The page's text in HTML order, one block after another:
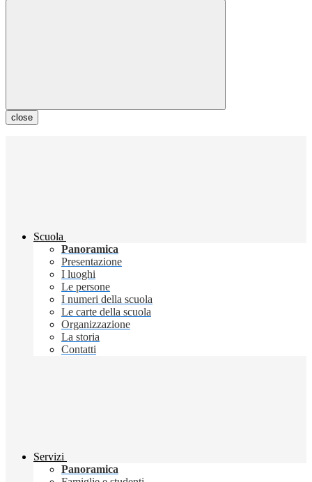
close
Scuola
Panoramica
Presentazione
I luoghi
Le persone
I numeri della scuola
Le carte della scuola
Organizzazione
La storia
Contatti
Servizi
Panoramica